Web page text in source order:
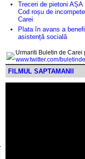
Treceri de pietoni AȘA
Cod roșu de
Carei
Plata în avans a
asistență socială
Urmariti Buletin de Carei
www.twitter.com/
FILMUL SAPTAMANII